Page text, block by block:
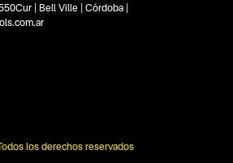
| Bell Ville | Córdoba |
los derechos reservados